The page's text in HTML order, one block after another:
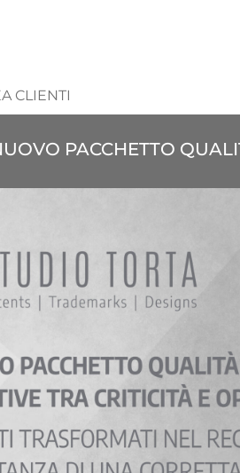
CLIENTI
PACCHETTO